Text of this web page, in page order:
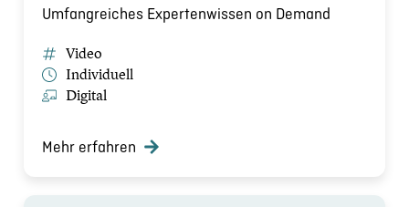
Umfangreiches Expertenwissen on Demand
Video
Individuell
Digital
Mehr erfahren